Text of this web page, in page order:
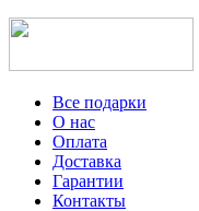
Все подарки
О нас
Оплата
Доставка
Гарантии
Контакты